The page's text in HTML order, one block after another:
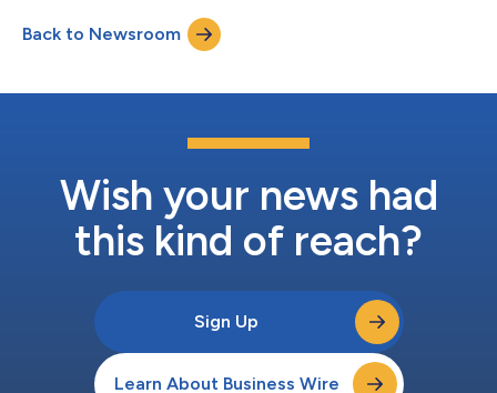
cardiovasculaires indésirables majeurs. Cette décision s’appuie
sur les résultats du programme complet de phase 2 KARDIA, y
compris les résultats de...
Back to Newsroom
Wish your news had
this kind of reach?
Sign Up
Learn About Business Wire